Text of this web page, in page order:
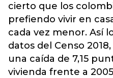
cierto que los
prefiendo vivir en
cada vez menor. Así
datos del Censo
una caída de 7,15
vivienda frente a